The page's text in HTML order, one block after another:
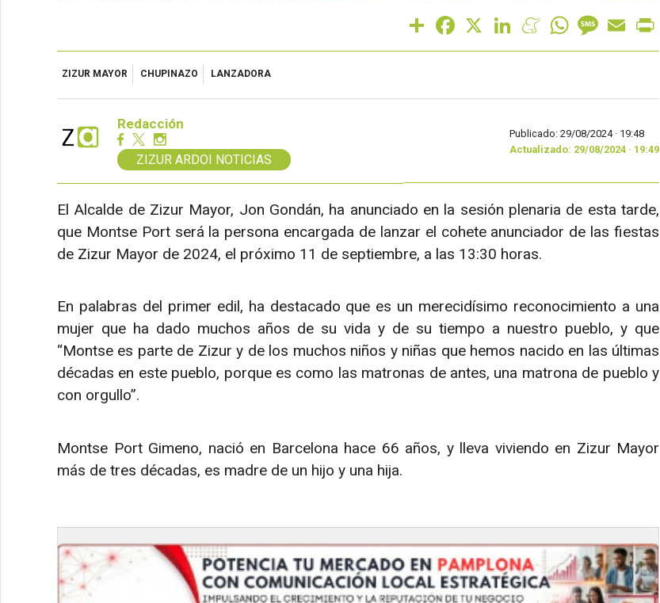
Share Facebook LinkedInMeneameWhatsAppMessage
Email
ZIZUR MAYOR CHUPINAZO LANZADORA
Redacción
ZIZUR ARDOI NOTICIAS
Publicado: 29/08/2024 · 19:48
Actualizado: 29/08/2024 · 19:49
El Alcalde de Zizur Mayor, Jon Gondán, ha anunciado en la sesión plenaria de esta tarde,
que Montse Port será la persona encargada de lanzar el cohete anunciador de las fiestas
de Zizur Mayor de 2024, el próximo 11 de septiembre, a las 13:30 horas.
En palabras del primer edil, ha destacado que es un merecidísimo reconocimiento a una
mujer que ha dado muchos años de su vida y de su tiempo a nuestro pueblo, y que
“Montse es parte de Zizur y de los muchos niños y niñas que hemos nacido en las últimas
décadas en este pueblo, porque es como las matronas de antes, una matrona de pueblo y
con orgullo”.
Montse Port Gimeno, nació en Barcelona hace 66 años, y lleva viviendo en Zizur Mayor
más de tres décadas, es madre de un hijo y una hija.